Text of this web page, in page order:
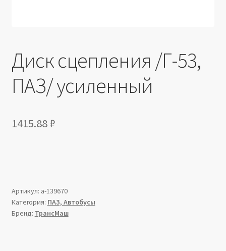
Диск сцепления /Г-53,
ПАЗ/ усиленный
1415.88₽
Артикул: a-139670
Категория: ПАЗ, Автобусы
Бренд: ТрансМаш